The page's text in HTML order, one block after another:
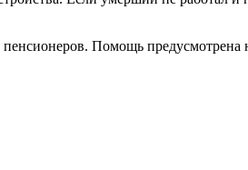
Помощь предусмотрена